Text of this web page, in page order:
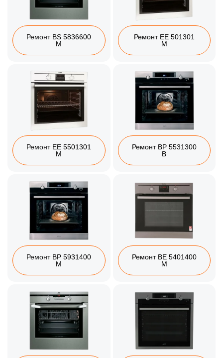
Ремонт BS 5836600
M
Ремонт EE 501301
M
Ремонт EE 5501301
M
Ремонт BP 5531300
B
Ремонт BP 5931400
M
Ремонт BE 5401400
M